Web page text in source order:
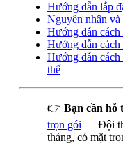
Hướng dẫn lắp
Nguyên nhân
Hướng dẫn
Hướng dẫn
Hướng dẫn cách
thế
👉 Bạn cần hỗ
trọn gói — Đội
tháng, có mặt